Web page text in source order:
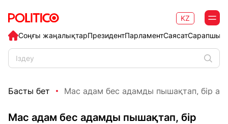
Соңғы жаңалықтарПрезидентПарламентСаясат
KZ
Басты бет Мас адам бес адамды пышақтап, бір
Мас адам бес адамды пышақтап, бір